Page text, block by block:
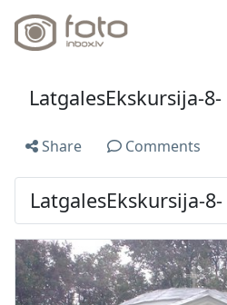
LatgalesEkskursija-8-
Share Comments
LatgalesEkskursija-8-